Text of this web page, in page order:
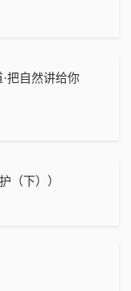
把自然讲给你
（下））